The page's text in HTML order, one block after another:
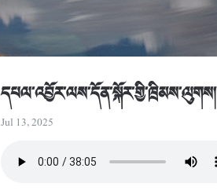
དཔལ་འབྱོར་ལས་དོན་སྐོར་གྱི་ཁྲིམས་ལུགས།
Jul 13, 2025